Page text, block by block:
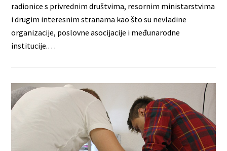
radionice s privrednim društvima, resornim ministarstvima
i drugim interesnim stranama kao što su nevladine
organizacije, poslovne asocijacije i međunarodne
institucije.…